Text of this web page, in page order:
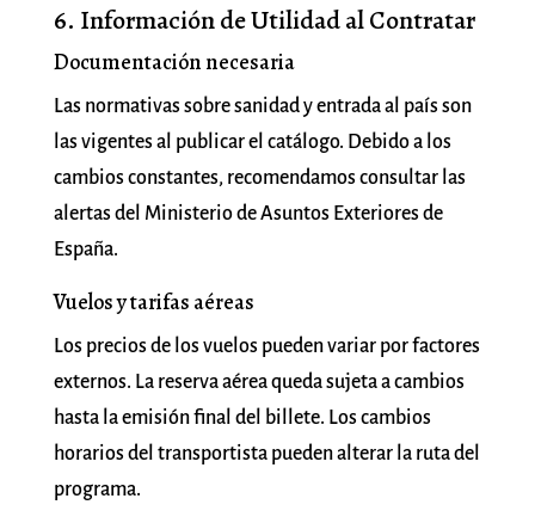
6. Información de Utilidad al Contratar
Documentación necesaria
Las normativas sobre sanidad y entrada al país son
las vigentes al publicar el catálogo. Debido a los
cambios constantes, recomendamos consultar las
alertas del Ministerio de Asuntos Exteriores de
España.
Vuelos y tarifas aéreas
Los precios de los vuelos pueden variar por factores
externos. La reserva aérea queda sujeta a cambios
hasta la emisión final del billete. Los cambios
horarios del transportista pueden alterar la ruta del
programa.